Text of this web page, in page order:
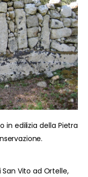
in edilizia della Pietra
Vito ad Ortelle,